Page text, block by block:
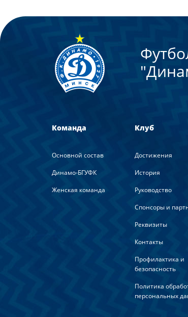
Команда
Основной состав
Динамо-БГУФК
Женская команда
Клуб
Достижения
История
Руководство
Спонсоры и
Реквизиты
Контакты
Профилактика и
безопасность
Политика
персональных